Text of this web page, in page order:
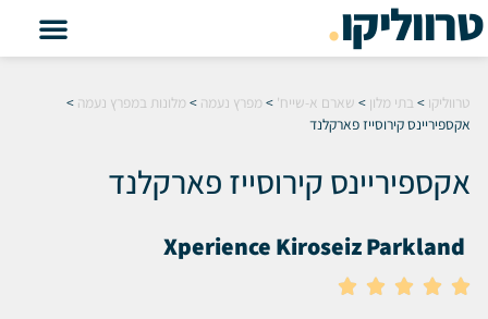
טרווליקו.
טרווליקו > בתי מלון > שארם א-שייח' > מפרץ נעמה > מלונות במפרץ נעמה >
אקספיריינס קירוסייז פארקלנד
אקספיריינס קירוסייז פארקלנד
Xperience Kiroseiz Parkland




